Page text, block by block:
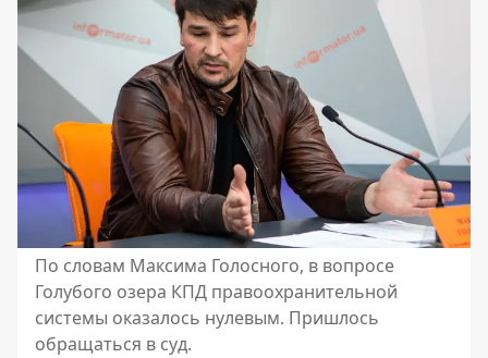
По словам Максима Голосного, в вопросе
Голубого озера КПД правоохранительной
системы оказалось нулевым. Пришлось
обращаться в суд.